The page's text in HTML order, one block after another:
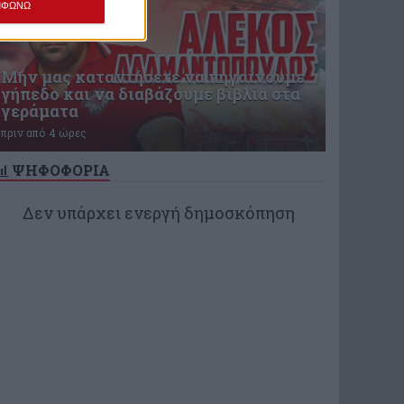
Μην μας καταντήσετε να πηγαίνουμε
γήπεδο και να διαβάζουμε βιβλία στα
γεράματα
πριν από 4 ώρες
ΨΗΦΟΦΟΡΙΑ
Δεν υπάρχει ενεργή δημοσκόπηση